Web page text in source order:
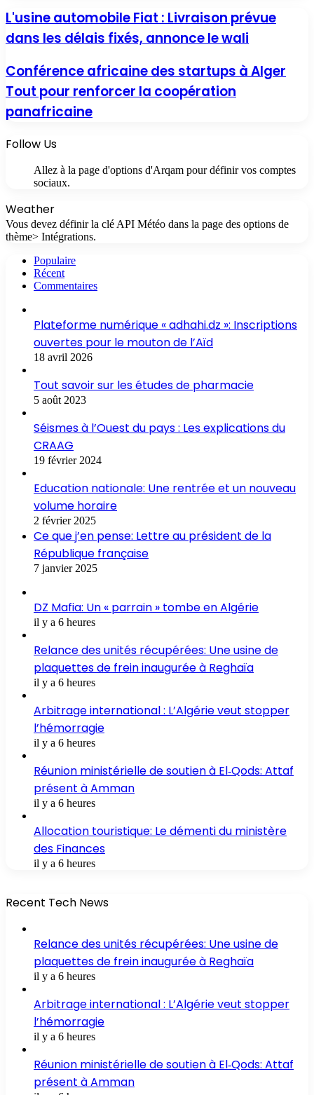
L'usine automobile Fiat : Livraison prévue
dans les délais fixés, annonce le wali
Conférence africaine des startups à Alger
Tout pour renforcer la coopération
panafricaine
Follow Us
Allez à la page d'options d'Arqam pour définir vos comptes
sociaux.
Weather
Vous devez définir la clé API Météo dans la page des options de
thème> Intégrations.
Populaire
Récent
Commentaires
Plateforme numérique « adhahi.dz »: Inscriptions
ouvertes pour le mouton de l’Aïd
18 avril 2026
Tout savoir sur les études de pharmacie
5 août 2023
Séismes à l’Ouest du pays : Les explications du
CRAAG
19 février 2024
Education nationale: Une rentrée et un nouveau
volume horaire
2 février 2025
Ce que j’en pense: Lettre au président de la
République française
7 janvier 2025
DZ Mafia: Un « parrain » tombe en Algérie
il y a 6 heures
Relance des unités récupérées: Une usine de
plaquettes de frein inaugurée à Reghaïa
il y a 6 heures
Arbitrage international : L’Algérie veut stopper
l’hémorragie
il y a 6 heures
Réunion ministérielle de soutien à El‑Qods: Attaf
présent à Amman
il y a 6 heures
Allocation touristique: Le démenti du ministère
des Finances
il y a 6 heures
Recent Tech News
Relance des unités récupérées: Une usine de
plaquettes de frein inaugurée à Reghaïa
il y a 6 heures
Arbitrage international : L’Algérie veut stopper
l’hémorragie
il y a 6 heures
Réunion ministérielle de soutien à El‑Qods: Attaf
présent à Amman